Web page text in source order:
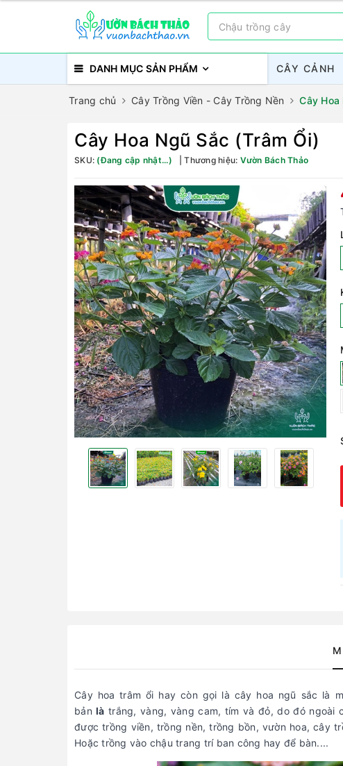
DANH MỤC SẢN PHẨM CÂY CẢNH
Trang chủ Cây Trồng Viền - Cây Trồng Nền Cây Hoa
Cây Hoa Ngũ Sắc (Trâm Ổi)
SKU: (Đang cập nhật...) Thương hiệu: Vườn Bách Thảo
Cây hoa trâm ổi hay còn gọi là cây hoa ngũ sắc là
bảnlà trắng, vàng, vàng cam, tím và đỏ, do đó ngoài
được trồng viền, trồng nền, trồng bồn, vườn hoa, cây
Hoặc trồng vào chậu trang trí ban công hay để bàn....